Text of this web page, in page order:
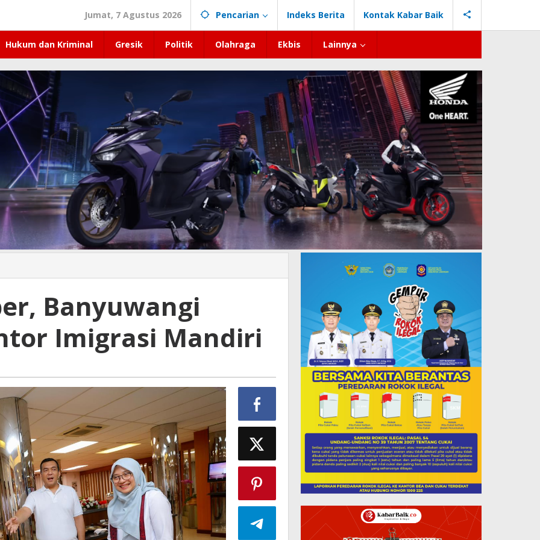
Jumat, 7 Agustus 2026 Pencarian Indeks Berita Kontak Kabar Baik
Hukum dan Kriminal Gresik Politik Olahraga Ekbis Lainnya
Banyuwangi
Imigrasi Mandiri